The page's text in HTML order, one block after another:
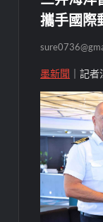
攜手國際
墨新聞 ｜記